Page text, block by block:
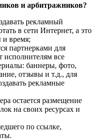
и арбитражников?
рекламный
в сети Интернет, а это
и время;
партнерками для
исполнителям все
баннеры, фото,
отзывы и т.д., для
рекламные
остается размещение
на своих ресурсах и
по ссылке,